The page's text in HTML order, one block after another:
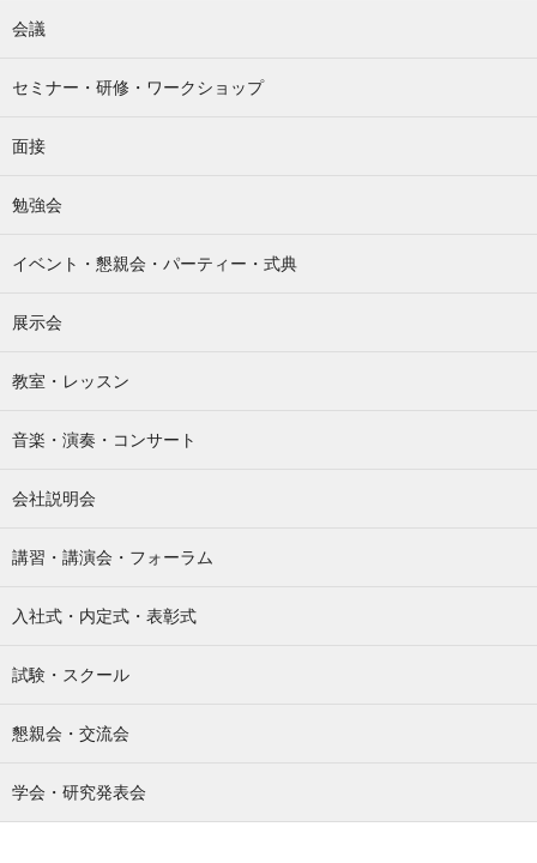
会議
セミナー・研修・ワークショップ
面接
勉強会
イベント・懇親会・パーティー・式典
展示会
教室・レッスン
音楽・演奏・コンサート
会社説明会
講習・講演会・フォーラム
入社式・内定式・表彰式
試験・スクール
懇親会・交流会
学会・研究発表会